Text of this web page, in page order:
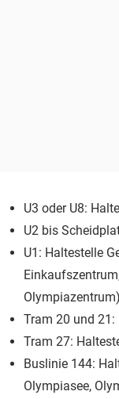
U3 oder U8:
U2 bis
U1: Haltestelle
Olympiazentrum)
Tram 20 und 21:
Tram 27:
Buslinie 144:
Olympiasee,